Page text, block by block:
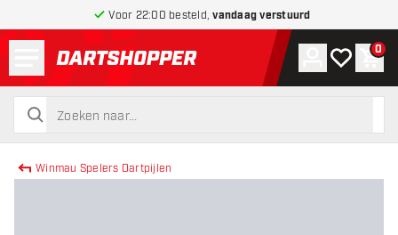
Voor 22:00 besteld,vandaag verstuurd
terug naar home pagina
zoeken
zoeken
Account
Mijn 0
Winmau Spelers Dartpijlen